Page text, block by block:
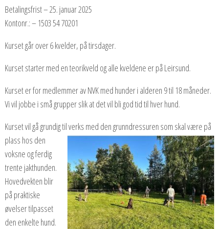
Betalingsfrist – 25. januar 2025
Kontonr.: – 1503 54 70201
Kurset går over 6 kvelder, på tirsdager.
Kurset starter med en teorikveld og alle kveldene er på Leirsund.
Kurset er for medlemmer av NVK med hunder i alderen 9 til 18 måneder.
Vi vil jobbe i små grupper slik at det vil bli god tid til hver hund.
Kurset vil gå grundig til verks med den grunndressuren som skal være på
plass hos den
voksne og ferdig
trente jakthunden.
Hovedvekten blir
på praktiske
øvelser tilpasset
den enkelte hund.